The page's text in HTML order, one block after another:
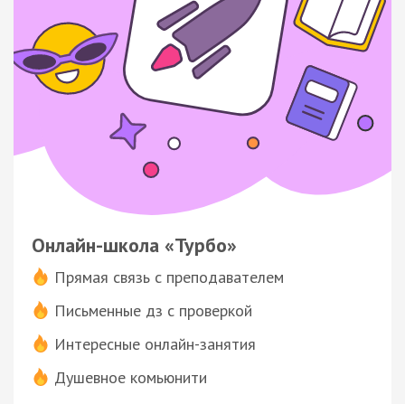
Онлайн-школа «Турбо»
Прямая связь с преподавателем
Письменные дз с проверкой
Интересные онлайн-занятия
Душевное комьюнити